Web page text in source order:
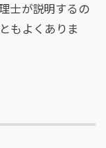
士が説明するの
もよくありま